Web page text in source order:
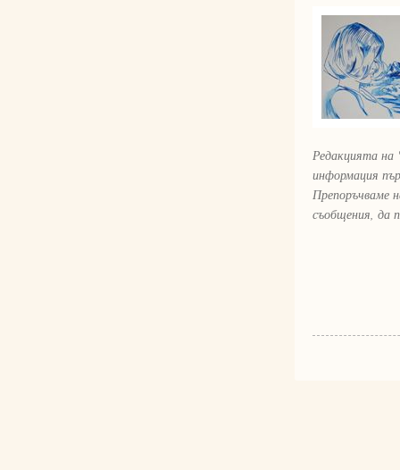
Редакцията на
информация
Препоръчваме
съобщения, да